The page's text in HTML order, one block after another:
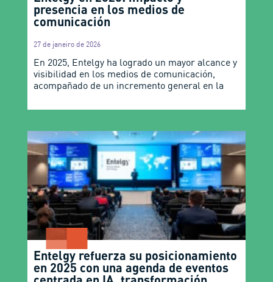
presencia en los medios de
comunicación
27 de janeiro de 2026
En 2025, Entelgy ha logrado un mayor alcance y
visibilidad en los medios de comunicación,
acompañado de un incremento general en la
Entelgy refuerza su posicionamiento
en 2025 con una agenda de eventos